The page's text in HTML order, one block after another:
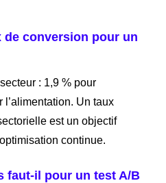
de conversion pour un
: 1,9 % pour
l’alimentation. Un taux
est un objectif
continue.
faut-il pour un test A/B